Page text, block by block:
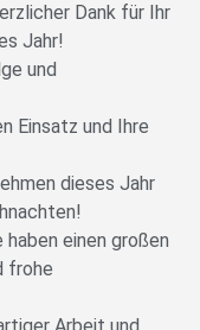
Dank für Ihr
Jahr!
und
Einsatz und Ihre
dieses Jahr
haben einen großen
frohe